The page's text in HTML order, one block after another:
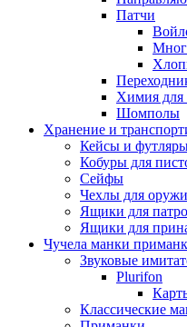
Патчи
Химия для
Шомполы
Хранение и
Кейсы и
Кобуры для
Сейфы
Чехлы для
Ящики для
Ящики для
Чучела манки
Звуковые
Plurifon
Классические